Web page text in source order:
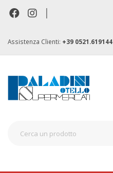
|
Assistenza Clienti: +39 0521.619144